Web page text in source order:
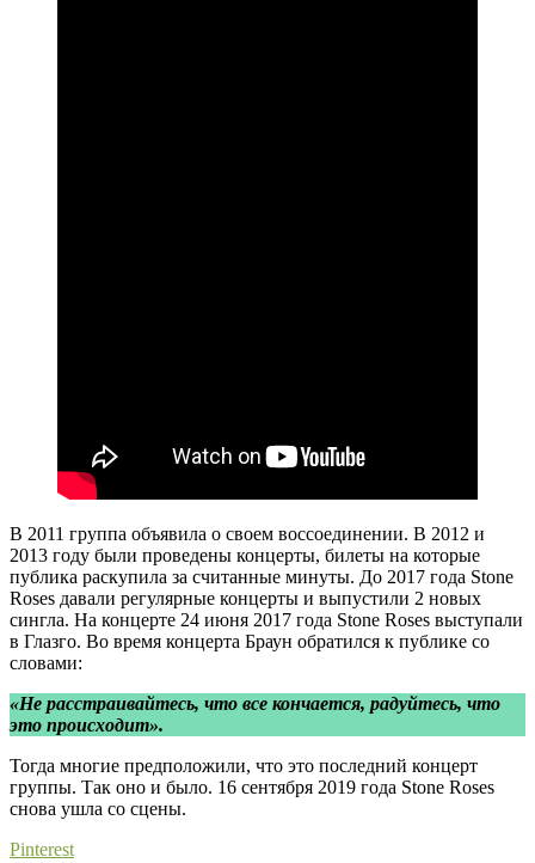
В 2011 группа объявила о своем воссоединении. В 2012 и
2013 году были проведены концерты, билеты на которые
публика раскупила за считанные минуты. До 2017 года Stone
Roses давали регулярные концерты и выпустили 2 новых
сингла. На концерте 24 июня 2017 года Stone Roses выступали
в Глазго. Во время концерта Браун обратился к публике со
словами:
«Не расстраивайтесь, что все кончается, радуйтесь, что
это происходит».
Тогда многие предположили, что это последний концерт
группы. Так оно и было. 16 сентября 2019 года Stone Roses
снова ушла со сцены.
Pinterest